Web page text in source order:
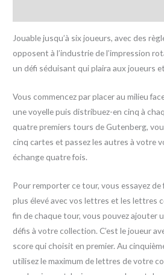
Jouable jusqu’à six joueurs, avec des
opposent à l’industrie de l’impression
un défi séduisant qui plaira aux joueurs
Vous commencez par placer au milieu
une voyelle puis distribuez-en cinq à
quatre premiers tours de Gutenberg,
cinq cartes et passez les autres à votre
échange quatre fois.
Pour remporter ce tour, vous essayez
plus élevé avec vos lettres et les lettres
fin de chaque tour, vous pouvez ajouter
défis à votre collection. C’est le joueur
score qui choisit en premier. Au
utilisez le maximum de lettres de votre